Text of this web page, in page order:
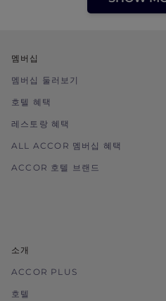
멤버십
멤버십 둘러보기
호텔 혜택
레스토랑 혜택
ALL ACCOR 멤버십 혜택
ACCOR 호텔 브랜드
소개
ACCOR PLUS
호텔